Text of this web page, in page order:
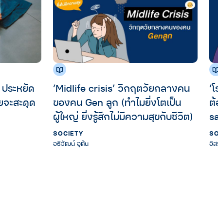
ระหยัด
ะสะดุด
‘Midlife crisis’ วิกฤตวัยกลางคน
ของคน Gen ลูก (ทำไมยิ่งโตเป็น
ผู้ใหญ่ ยิ่งรู้สึกไม่มีความสุขกับชีวิต)
SOCIETY
อธิวัฒน์ อุต้น
‘
ต้
อิ